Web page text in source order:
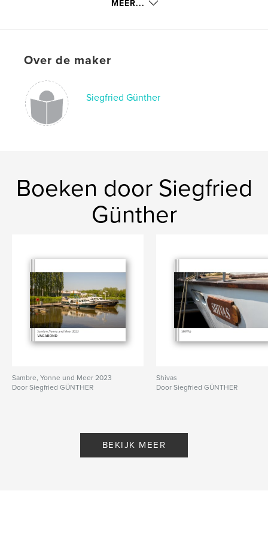
sep 13, 2014
iphone , instagram
MEER...
Over de maker
Siegfried Günther
Boeken door Siegfried
Günther
Sambre, Yonne und Meer 2023
Door Siegfried GÜNTHER
Shivas
Door Siegfried GÜNTHER
BEKIJK MEER